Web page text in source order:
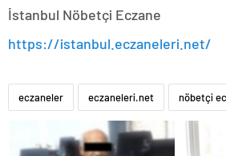
İstanbul Nöbetçi Eczane
https://istanbul.eczaneleri.net/
eczaneler eczaneleri.net nöbetçi